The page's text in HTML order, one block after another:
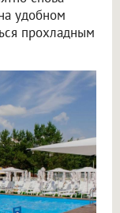
удобном
прохладным